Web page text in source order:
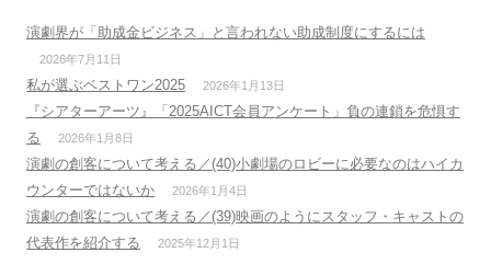
演劇界が「助成金ビジネス」と言われない助成制度にするには
2026年7月11日
私が選ぶベストワン2025 2026年1月13日
『シアターアーツ』「2025AICT会員アンケート」負の連鎖を危惧す
る
2026年1月8日
演劇の創客について考える／(40)小劇場のロビーに必要なのはハイカ
ウンターではないか
2026年1月4日
演劇の創客について考える／(39)映画のようにスタッフ・キャストの
代表作を紹介する
2025年12月1日